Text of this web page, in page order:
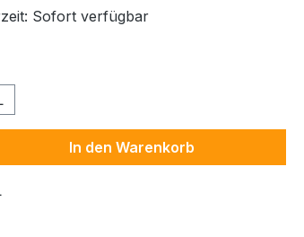
Sofort verfügbar
den gewünschten Wert
In den Warenkorb